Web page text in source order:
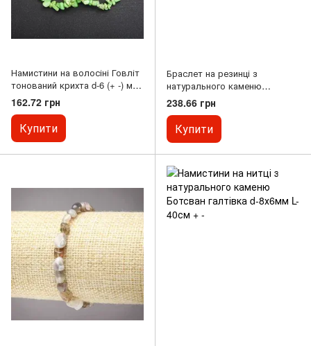
Намистини на волосіні Говліт
тонований крихта d-6 (+ -) мм
L-80см
162.72 грн
Купити
Браслет на резинці з
натурального каменю
Ботсвана галтування d-
8х6мм+-
238.66 грн
Купити